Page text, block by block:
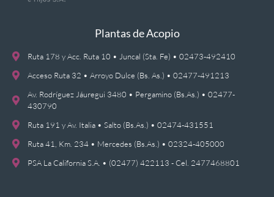
Plantas de Acopio
Ruta 178 y Acc. Ruta 10 • Juncal (Sta. Fe) • 02473-492410
Acceso Ruta 32 • Arroyo Dulce (Bs. As.) • 02477-491213
Av. Rodríguez Jáuregui 3480 • Pergamino (Bs.As.) • 02477-
430790
Ruta 191 y Av. Italia • Salto (Bs.As.) • 02474-431551
Ruta 41, Km. 234 • Mercedes (Bs.As.) • 02324-405000
PSA La California S.A. • (02477) 422113 - Cel. 2477468801